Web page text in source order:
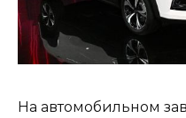
На автомобильном